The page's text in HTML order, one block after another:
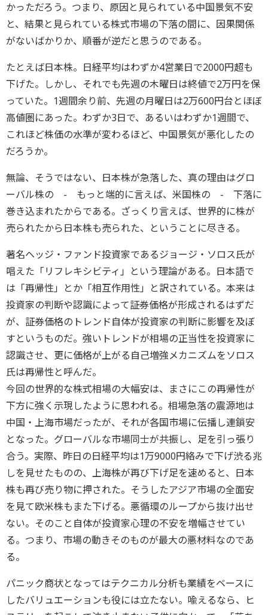
かっただろう。つまり、原因と見られている中国景気不安
と、結果と見られている株式市場の下落の間に、因果関係
がないばかりか、順番が逆だと思うのである。
たとえば日本株。日経平均はわずか4営業日で2000円超も
下げた。しかし、それでも先週の木曜日は終値で2万円を保
っていた。1週間余り前、先週の月曜日は2万600円台とほぼ
高値圏にあった。わずか3日で、あるいはわずか1週間で、
これほど株価の水準が変わるほど、中国景気が悪化したの
だろうか。
無論、そうではない、日本株が急落した、真の理由はグロ
ーバル株の - もっと端的に言えば、米国株の - 下落に
巻き込まれたからである。ざっくり言えば、世界的に株が
売られたから日本株も売られた、ということに尽きる。
著名ヘッジ・ファンド投資家であるジョージ・ソロス氏が
唱えた「リフレキシビティ」という理論がある。日本語で
は「再帰性」とか「相互作用性」と訳されている。本来は
投資家の判断や認識によって証券価格が形成されるはずだ
が、証券価格のトレンド自体が投資家の判断に影響を及ぼ
すというものだ。強いトレンドが相場の正当性を投資家に
認識させ、更に価格が上がる自己増強メカニズムをソロス
氏は再帰性と呼んだ。
今回の世界的な株式相場の大幅安は、まさにこの再帰性が
下方に強く示現したように思われる。相場急落の震源地は
中国・上海市場だったが、それが各国市場に伝播し連鎖安
となった。グローバルな市場同士が共振し、足を引っ張り
合う。実際、昨日の日経平均は1万9000円絡みで下げ渋る兆
しを見せたものの、上海株が再び下げ足を速めると、日本
株も再び売り物に押された。そうしたアジア市場の全面安
を見て欧米株もまた下げる。悪循環のループから抜け出せ
ない。そのこと自体が投資家心理の不安を増幅させてい
る。つまり、市場の動きそのものが最大の悪材料なのであ
る。
パニック商状となってはテクニカル分析も業績をベースに
したバリュエーションも役には立たない。喩えるなら、ヒ